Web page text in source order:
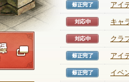
NEXON ID登録
修正完
アイ
対応中
キャ
対応中
クラ
修正完
アイ
修正完
イベ